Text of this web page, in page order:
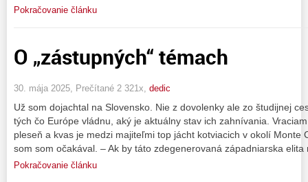
Pokračovanie článku
O „zástupných“ témach
30. mája 2025, Prečítané 2 321x, dedic
Už som dojachtal na Slovensko. Nie z dovolenky ale zo študijnej
tých čo Európe vládnu, aký je aktuálny stav ich zahnívania.
pleseň a kvas je medzi majiteľmi top jácht kotviacich v okolí Monte
som som očakával. – Ak by táto zdegenerovaná západniarska
Pokračovanie článku